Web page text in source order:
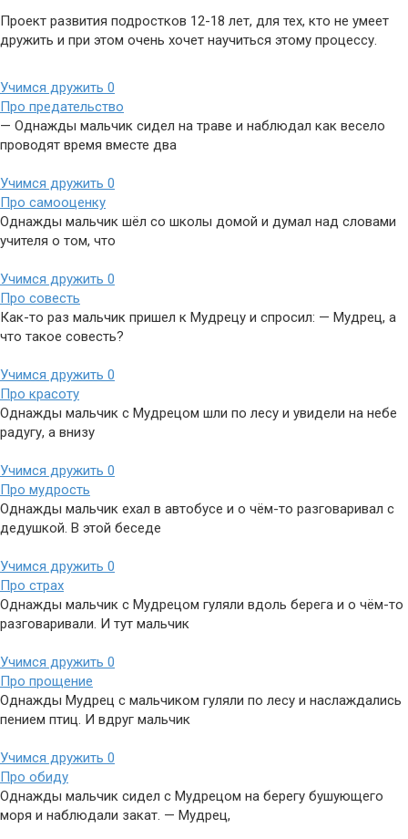
Проект развития подростков 12-18 лет, для тех, кто не умеет
дружить и при этом очень хочет научиться этому процессу.
Учимся дружить 0
Про предательство
— Однажды мальчик сидел на траве и наблюдал как весело
проводят время вместе два
Учимся дружить 0
Про самооценку
Однажды мальчик шёл со школы домой и думал над словами
учителя о том, что
Учимся дружить 0
Про совесть
Как-то раз мальчик пришел к Мудрецу и спросил: — Мудрец, а
что такое совесть?
Учимся дружить 0
Про красоту
Однажды мальчик с Мудрецом шли по лесу и увидели на небе
радугу, а внизу
Учимся дружить 0
Про мудрость
Однажды мальчик ехал в автобусе и о чём-то разговаривал с
дедушкой. В этой беседе
Учимся дружить 0
Про страх
Однажды мальчик с Мудрецом гуляли вдоль берега и о чём-то
разговаривали. И тут мальчик
Учимся дружить 0
Про прощение
Однажды Мудрец с мальчиком гуляли по лесу и наслаждались
пением птиц. И вдруг мальчик
Учимся дружить 0
Про обиду
Однажды мальчик сидел с Мудрецом на берегу бушующего
моря и наблюдали закат. — Мудрец,